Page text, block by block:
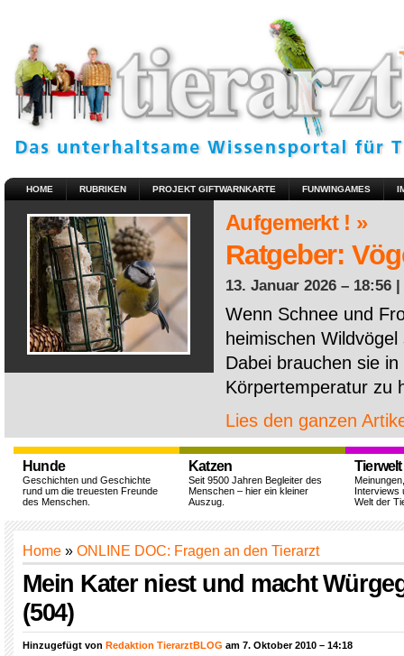
HOME RUBRIKEN PROJEKT GIFTWARNKARTE FUNWINGAMES
Aufgemerkt ! »
Ratgeber:
13. Januar 2026 – 18:56 |
Wenn Schnee und
heimischen
Dabei brauchen sie
Körpertemperatur zu
Lies den ganzen
Hunde
Geschichten und Geschichte
rund um die treuesten Freunde
des Menschen.
Katzen
Seit 9500 Jahren Begleiter des
Menschen – hier ein kleiner
Auszug.
Tierwelt
Interviews
Welt der
Home » ONLINE DOC: Fragen an den Tierarzt
Mein Kater niest und macht
(504)
Hinzugefügt von Redaktion TierarztBLOG am 7. Oktober 2010 – 14:18